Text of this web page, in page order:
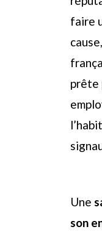
faire
prête
Une
son